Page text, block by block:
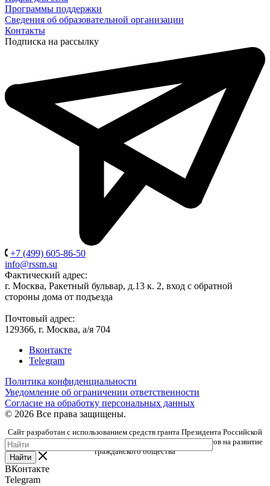
Программы поддержки
Сведения об образовательной организации
Контакты
Подписка на рассылку
+7 (499) 605-86-50
info@rssm.su
Фактический адрес:
г. Москва, Ракетный бульвар, д.13 к. 2, вход с обратной
стороны дома от подъезда
Почтовый адрес:
129366, г. Москва, а/я 704
Вконтакте
Telegram
Политика конфиденциальности
Уведомление об ограничении ответственности
Согласие на обработку персональных данных
© 2026 Все права защищены.
Сайт разработан с использованием средств гранта Президента Российской
Федерации, предоставленного Фондом президентских грантов на развитие
гражданского общества
Найти
ВКонтакте
Telegram